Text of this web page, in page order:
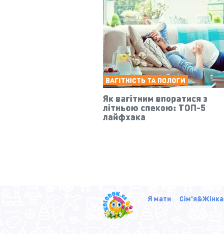
ВАГІТНІСТЬ ТА ПОЛОГИ
Як вагітним впоратися з
літньою спекою: ТОП-5
лайфхака
Я мати Сім'я&Жінка